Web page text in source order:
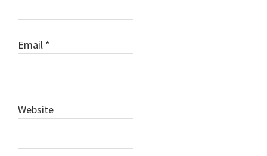
Email *
Website